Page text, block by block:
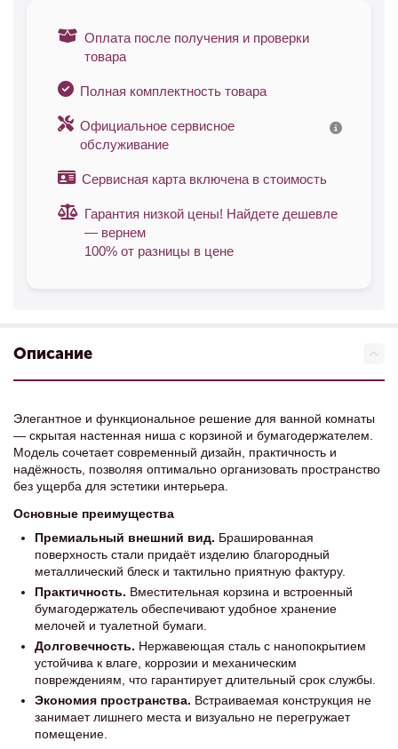
Оплата после получения и проверки
товара
Полная комплектность товара
Официальное сервисное
обслуживание
Сервисная карта включена в стоимость
Гарантия низкой цены! Найдете дешевле
— вернем
100% от разницы в цене
Описание
Элегантное и функциональное решение для ванной комнаты
— скрытая настенная ниша с корзиной и бумагодержателем.
Модель сочетает современный дизайн, практичность и
надёжность, позволяя оптимально организовать пространство
без ущерба для эстетики интерьера.
Основные преимущества
Премиальный внешний вид. Брашированная
поверхность стали придаёт изделию благородный
металлический блеск и тактильно приятную фактуру.
Практичность. Вместительная корзина и встроенный
бумагодержатель обеспечивают удобное хранение
мелочей и туалетной бумаги.
Долговечность. Нержавеющая сталь с нанопокрытием
устойчива к влаге, коррозии и механическим
повреждениям, что гарантирует длительный срок службы.
Экономия пространства. Встраиваемая конструкция не
занимает лишнего места и визуально не перегружает
помещение.